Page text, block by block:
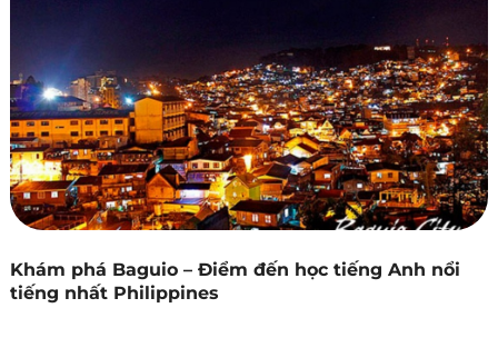
Khám phá Baguio – Điểm đến học tiếng Anh nổi
tiếng nhất Philippines